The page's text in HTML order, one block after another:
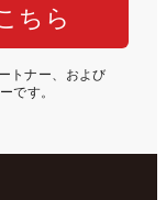
ちら
トナー、および
です。